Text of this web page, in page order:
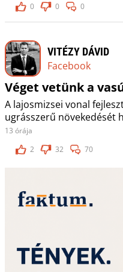
0
0 0
VITÉZY DÁVID
Facebook
Véget vetünk a
A lajosmizsei vonal
ugrásszerű növekedését
13 órája
2
32 70